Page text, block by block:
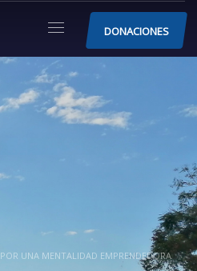
DONACIONES
POR UNA MENTALIDAD EMPRENDEDORA